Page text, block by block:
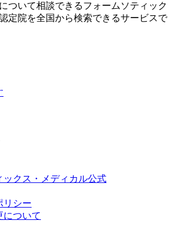
ついて相談できるフォームソティック
定院を全国から検索できるサービスで
ックス・メディカル公式
リシー
について